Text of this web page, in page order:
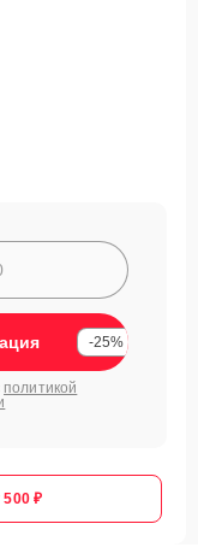
-25%
политикой
500 ₽